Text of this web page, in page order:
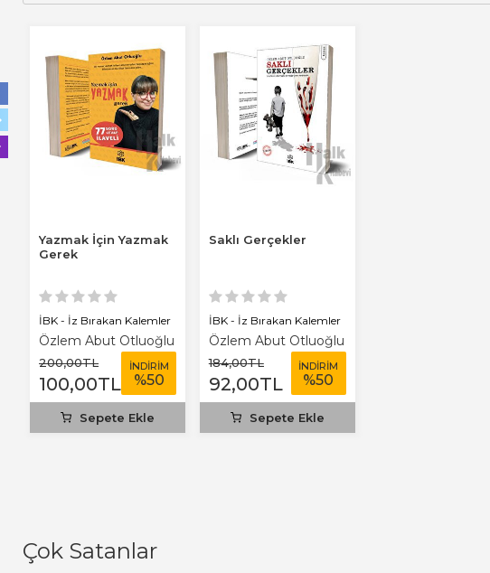
Çok Satanlar
Yazmak İçin Yazmak
Gerek
İBK - İz Bırakan Kalemler
Özlem Abut Otluoğlu
200,00TL
100,00TL
İNDİRİM
%50
Sepete Ekle
Saklı Gerçekler
İBK - İz Bırakan Kalemler
Özlem Abut Otluoğlu
184,00TL
92,00TL
İNDİRİM
%50
Sepete Ekle